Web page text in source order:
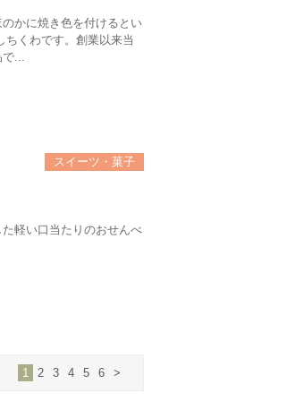
かに焼き色を付けるとい
ちくわです。創業以来当
で...
スイーツ・菓子
軽い口当たりのおせんべ
1 2 3 4 5 6 >